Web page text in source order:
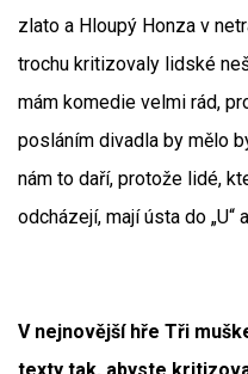
zlato a Hloupý Honza v
trochu kritizovaly lidské
mám komedie velmi rád,
posláním divadla by mělo
nám to daří, protože lidé,
odcházejí, mají ústa do „U“
V nejnovější hře Tři